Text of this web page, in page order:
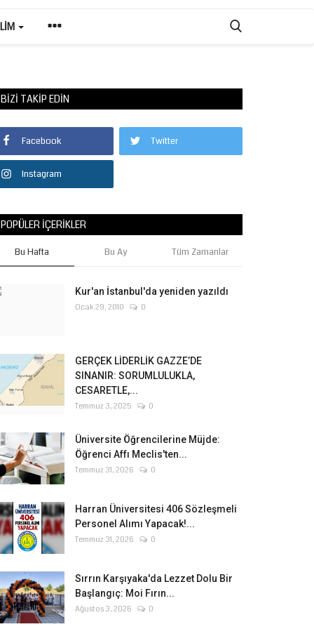
BIZI TAKIP EDIN
Facebook Twitter
Instagram
POPÜLER İÇERIKLER
Bu Hafta Bu Ay Tüm Zamanlar
Kur'an İstanbul'da yeniden yazıldı
Ocak 29, 2010 0
GERÇEK LİDERLİK GAZZE’DE
SINANIR: SORUMLULUKLA,
CESARETLE,...
Temmuz 3, 2025 0
Üniversite Öğrencilerine Müjde:
Öğrenci Affı Meclis'ten...
Temmuz 31, 2026 0
Harran Üniversitesi 406 Sözleşmeli
Personel Alımı Yapacak!...
Temmuz 31, 2026 0
Sırrın Karşıyaka'da Lezzet Dolu Bir
Başlangıç: Moi Fırın...
Ağustos 3, 2026 0